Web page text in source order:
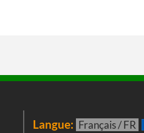
Langue: Français / FR